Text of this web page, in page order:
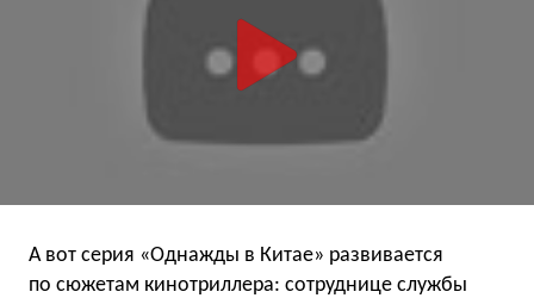
А вот серия «Однажды в Китае» развивается
по сюжетам кинотриллера: сотруднице службы